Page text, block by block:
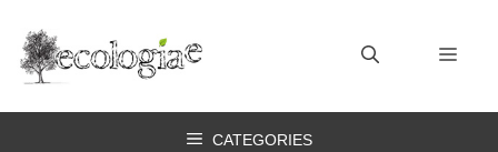
contenuto
CATEGORIES